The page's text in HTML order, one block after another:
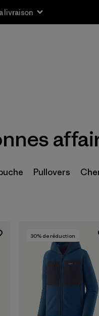
livraison
Pullovers
30% de réduction